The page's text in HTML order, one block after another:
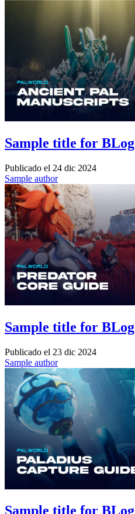
Sample title for BLog
Publicado el 24 dic 2024
Sample author
Sample title for BLog
Publicado el 23 dic 2024
Sample author
Sample title for BLog